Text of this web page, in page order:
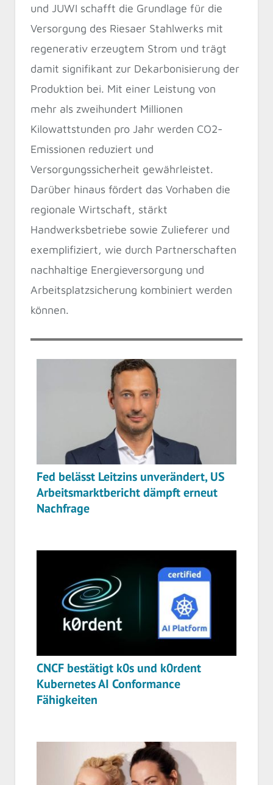
und JUWI schafft die Grundlage für die
Versorgung des Riesaer Stahlwerks mit
regenerativ erzeugtem Strom und trägt
damit signifikant zur Dekarbonisierung der
Produktion bei. Mit einer Leistung von
mehr als zweihundert Millionen
Kilowattstunden pro Jahr werden CO2-
Emissionen reduziert und
Versorgungssicherheit gewährleistet.
Darüber hinaus fördert das Vorhaben die
regionale Wirtschaft, stärkt
Handwerksbetriebe sowie Zulieferer und
exemplifiziert, wie durch Partnerschaften
nachhaltige Energieversorgung und
Arbeitsplatzsicherung kombiniert werden
können.
Fed belässt Leitzins unverändert, US
Arbeitsmarktbericht dämpft erneut
Nachfrage
CNCF bestätigt k0s und k0rdent
Kubernetes AI Conformance
Fähigkeiten